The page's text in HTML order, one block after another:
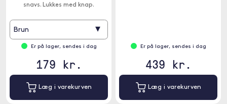
snavs. Lukkes med knap.
Brun ▾
Er på lager, sendes i dag
179 kr.
Læg i varekurven
Er på lager, sendes i dag
439 kr.
Læg i varekurven